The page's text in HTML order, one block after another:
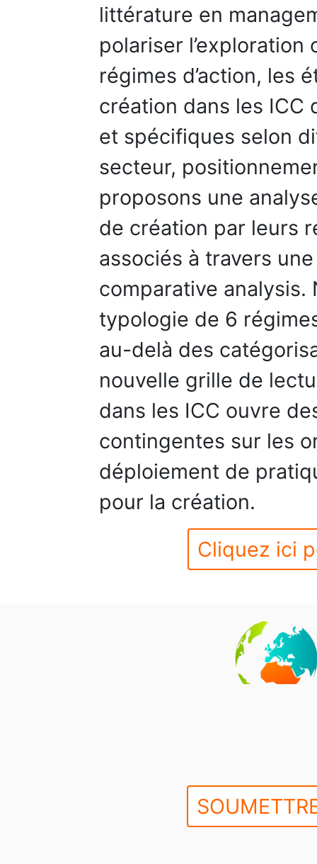
littérature en
polariser l’exploration
régimes d’action, les
création dans les ICC
et spécifiques selon
secteur,
proposons une
de création par leurs
associés à travers
comparative analysis.
typologie de 6
au-delà des
nouvelle grille de
dans les ICC ouvre
contingentes sur les
déploiement de
pour la création.
Cliquez ici